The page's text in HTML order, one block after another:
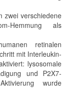
zwei verschiedene
Hemmung als
retinalen
mit Interleukin-
lysosomale
und P2X7-
wurde